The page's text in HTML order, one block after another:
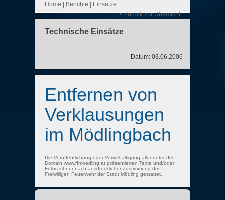
Home Berichte
Einsätze
< Zurück zur Übersicht
Technische Einsätze
Datum: 03.06.2006
Entfernen von
Verklausungen
im Mödlingbach
Die Veröffentlichung oder Vervielfältigung aller unter der
Domain www.ffmoedling.at präsentierten Texte und/oder
Fotos ist nur nach ausdrücklicher Zustimmung der
Freiwilligen Feuerwehr der Stadt Mödling gestattet.